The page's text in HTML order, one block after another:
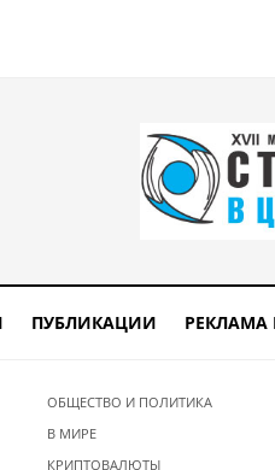
ПУБЛИКАЦИИ РЕКЛАМА
ОБЩЕСТВО И ПОЛИТИКА
В МИРЕ
КРИПТОВАЛЮТЫ